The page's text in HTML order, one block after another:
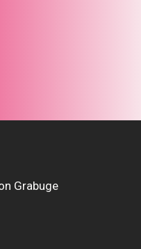
Grabuge